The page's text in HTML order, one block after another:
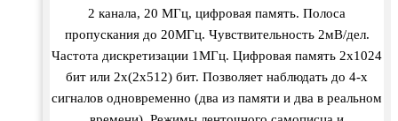
2 канала, 20 МГц, цифровая память. Полоса
пропускания до 20МГц. Чувствительность 2мВ/дел.
Частота дискретизации 1МГц. Цифровая память 2х1024
бит или 2х(2х512) бит. Позволяет наблюдать до 4-х
сигналов одновременно (два из памяти и два в реальном